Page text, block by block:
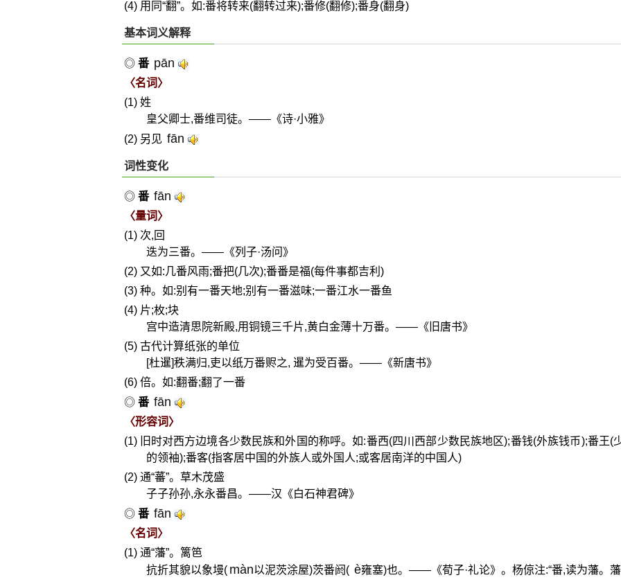
(4) 用同“翻”。如:番将转来(翻转过来);番修(翻修);番身(翻身)
基本词义解释
◎ 番 pān
〈名词〉
(1) 姓
皇父卿士,番维司徒。——《诗·小雅》
(2) 另见 fān
词性变化
◎ 番 fān
〈量词〉
(1) 次,回
迭为三番。——《列子·汤问》
(2) 又如:几番风雨;番把(几次);番番是福(每件事都吉利)
(3) 种。如:别有一番天地;别有一番滋味;一番江水一番鱼
(4) 片;枚;块
宫中造清思院新殿,用铜镜三千片,黄白金薄十万番。——《旧唐书》
(5) 古代计算纸张的单位
[杜暹]秩满归,吏以纸万番赆之, 暹为受百番。——《新唐书》
(6) 倍。如:翻番;翻了一番
◎ 番 fān
〈形容词〉
(1) 旧时对西方边境各少数民族和外国的称呼。如:番西(四川西部少数民族地区);番钱(外族钱币);番王(
的领袖);番客(指客居中国的外族人或外国人;或客居南洋的中国人)
(2) 通“蕃”。草木茂盛
子子孙孙,永永番昌。——汉《白石神君碑》
◎ 番 fān
〈名词〉
(1) 通“藩”。篱笆
抗折其貌以象墁( màn以泥茨涂屋)茨番阏( è雍塞)也。——《荀子·礼论》。杨倞注:“番,读为藩。藩